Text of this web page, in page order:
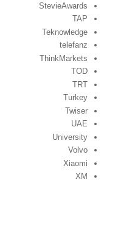
StevieAwards
TAP
Teknowledge
telefanz
ThinkMarkets
TOD
TRT
Turkey
Twiser
UAE
University
Volvo
Xiaomi
XM